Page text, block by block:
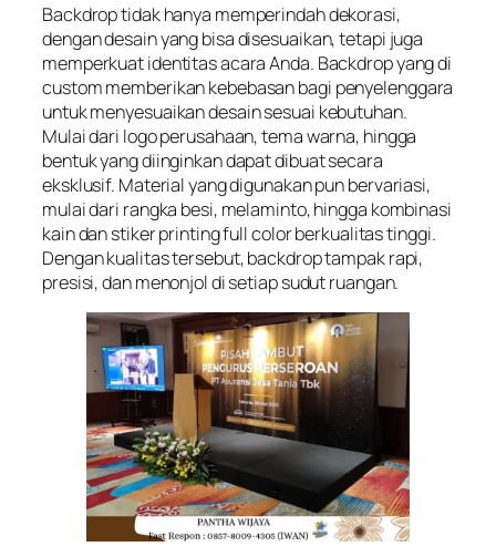
Backdrop tidak hanya memperindah dekorasi,
dengan desain yang bisa disesuaikan, tetapi juga
memperkuat identitas acara Anda. Backdrop yang di
custom memberikan kebebasan bagi penyelenggara
untuk menyesuaikan desain sesuai kebutuhan.
Mulai dari logo perusahaan, tema warna, hingga
bentuk yang diinginkan dapat dibuat secara
eksklusif. Material yang digunakan pun bervariasi,
mulai dari rangka besi, melaminto, hingga kombinasi
kain dan stiker printing full color berkualitas tinggi.
Dengan kualitas tersebut, backdrop tampak rapi,
presisi, dan menonjol di setiap sudut ruangan.